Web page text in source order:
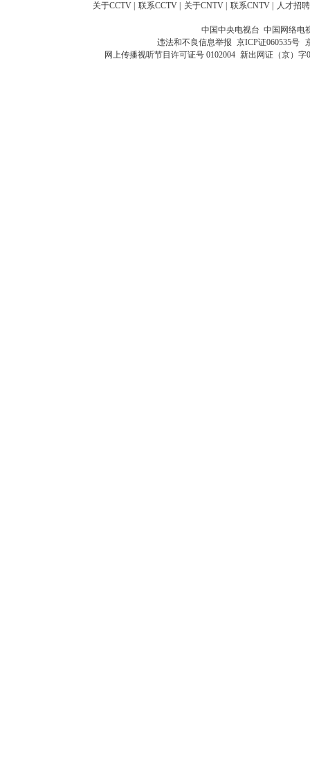
关于CCTV 联系CCTV 关于CNTV 联系CNTV 人才招聘
中国中央电视台 中国网络电
违法和不良信息举报 京ICP证060535号
网上传播视听节目许可证号 0102004 新出网证（京）